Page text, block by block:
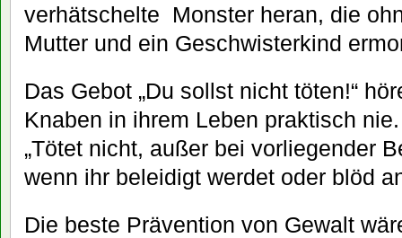
verhätschelte Monster heran, die
Mutter und ein Geschwisterkind
Das Gebot „Du sollst nicht töten!“
Knaben in ihrem Leben praktisch
„Tötet nicht, außer bei vorliegender
wenn ihr beleidigt werdet oder blöd
Die beste Prävention von Gewalt